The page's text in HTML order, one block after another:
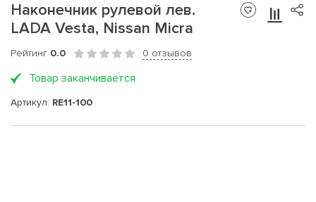
Наконечник рулевой лев.
LADA Vesta, Nissan Micra
Рейтинг 0.0 0 отзывов
Товар заканчивается
Артикул: RE11-100